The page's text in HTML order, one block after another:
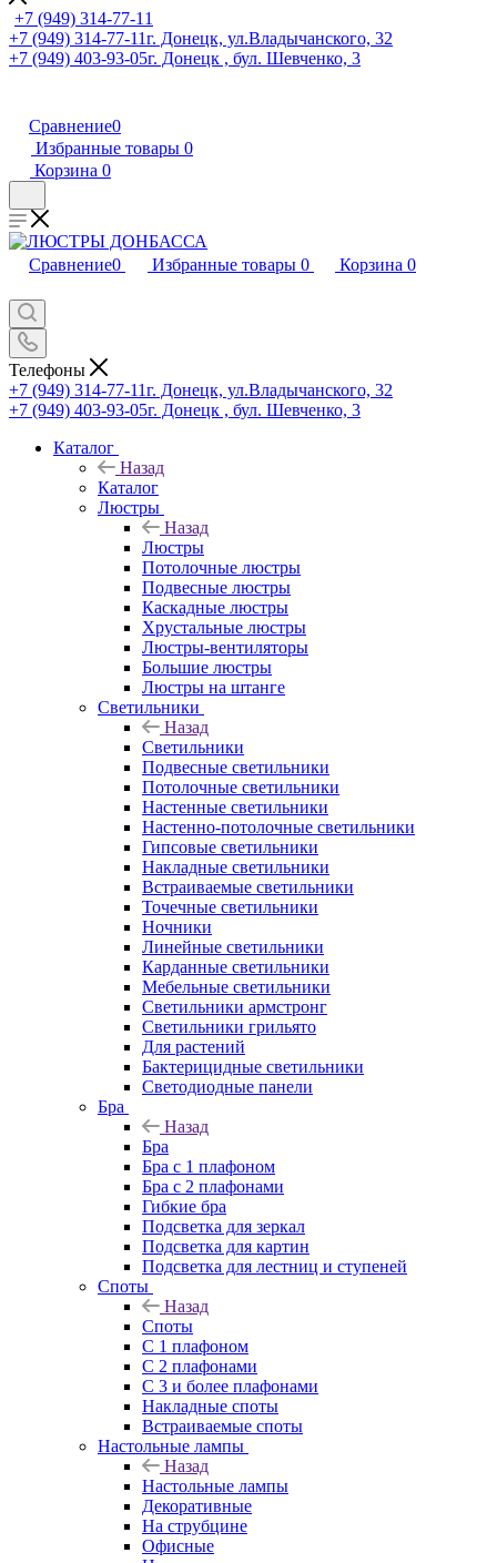
+7 (949) 314-77-11
+7 (949) 314-77-11г. Донецк, ул.Владычанского, 32
+7 (949) 403-93-05г. Донецк , бул. Шевченко, 3
Сравнение0
Избранные товары 0
Корзина 0
Сравнение0 Избранные товары 0 Корзина 0
Телефоны
+7 (949) 314-77-11г. Донецк, ул.Владычанского, 32
+7 (949) 403-93-05г. Донецк , бул. Шевченко, 3
Каталог
Назад
Каталог
Люстры
Назад
Люстры
Потолочные люстры
Подвесные люстры
Каскадные люстры
Хрустальные люстры
Люстры-вентиляторы
Большие люстры
Люстры на штанге
Светильники
Назад
Светильники
Подвесные светильники
Потолочные светильники
Настенные светильники
Настенно-потолочные светильники
Гипсовые светильники
Накладные светильники
Встраиваемые светильники
Точечные светильники
Ночники
Линейные светильники
Карданные светильники
Мебельные светильники
Светильники армстронг
Светильники грильято
Для растений
Бактерицидные светильники
Светодиодные панели
Бра
Назад
Бра
Бра с 1 плафоном
Бра с 2 плафонами
Гибкие бра
Подсветка для зеркал
Подсветка для картин
Подсветка для лестниц и ступеней
Споты
Назад
Споты
С 1 плафоном
С 2 плафонами
С 3 и более плафонами
Накладные споты
Встраиваемые споты
Настольные лампы
Назад
Настольные лампы
Декоративные
На струбцине
Офисные